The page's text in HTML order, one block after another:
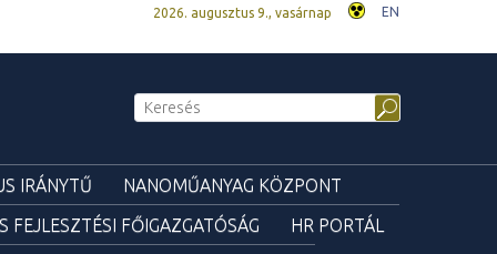
2026. augusztus 9., vasárnap EN
IRÁNYTŰ
NANOMŰANYAG KÖZPONT
FEJLESZTÉSI FŐIGAZGATÓSÁG
HR PORTÁL